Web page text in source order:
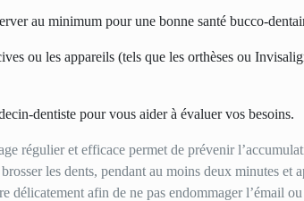
au minimum pour une bonne santé bucco-
ou les appareils (tels que les orthèses ou
dentiste pour vous aider à évaluer vos besoins.
régulier et efficace permet de prévenir
les dents, pendant au moins deux minutes et
délicatement afin de ne pas endommager l’émail